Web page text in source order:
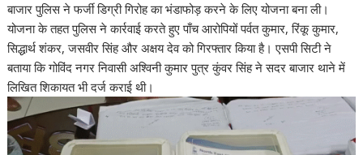
बाजार पुलिस ने फर्जी डिग्री गिरोह का भंडाफोड़ करने के लिए योजना बना ली।
योजना के तहत पुलिस ने कार्रवाई करते हुए पाँच आरोपियों पर्वत कुमार, रिंकू कुमार,
सिद्धार्थ शंकर, जसवीर सिंह और अक्षय देव को गिरफ्तार किया है। एसपी सिटी ने
बताया कि गोविंद नगर निवासी अश्विनी कुमार पुत्र कुंवर सिंह ने सदर बाजार थाने में
लिखित शिकायत भी दर्ज कराई थी।